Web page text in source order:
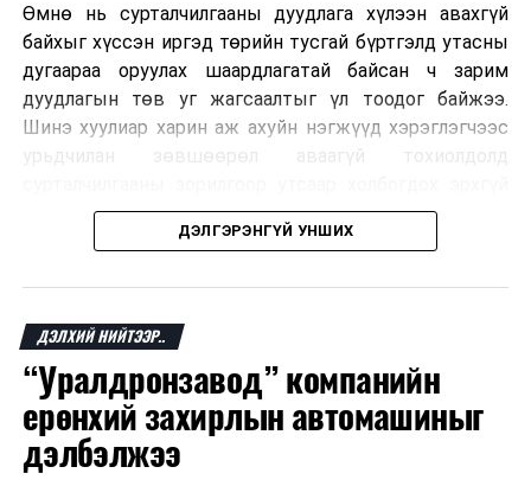
Өмнө нь сурталчилгааны дуудлага хүлээн авахгүй
байхыг хүссэн иргэд төрийн тусгай бүртгэлд утасны
дугаараа оруулах шаардлагатай байсан ч зарим
дуудлагын төв уг жагсаалтыг үл тоодог байжээ.
Шинэ хуулиар харин аж ахуйн нэгжүүд хэрэглэгчээс
урьдчилан зөвшөөрөл аваагүй тохиолдолд
болно. Иргэн өгсөн зөвшөөрлөө хүссэн үедээ цуцлах
Францын эрх баригчдын тооцоолсноор тус улсын
иргэдийн дөрөвний гурав орчим нь долоо хоног бүр
дор хаяж нэг удаа хүсээгүй сурталчилгааны дуудлага
хүлээн авдаг бөгөөд олон хүн үүнээс ч олон
дуудлагад өртдөг байна. Хэрэглэгчийн эрхийг
хамгаалах 11 байгууллага 2024 онд хамтран
шаардлага гаргаж, суурин болон гар утас руу ирдэг
ДЭЛГЭРЭНГҮЙ УНШИХ
ДЭЛХИЙ НИЙТЭЭР..
“Уралдронзавод” компанийн
ерөнхий захирлын автомашиныг
дэлбэлжээ